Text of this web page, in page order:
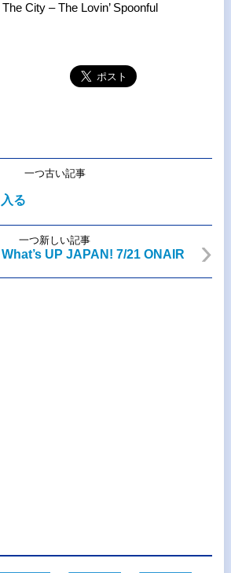
City –The Lovin’ Spoonful
一つ古い記事
る
一つ新しい記事
What’s UP JAPAN! 7/21 ONAIR